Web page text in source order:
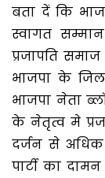
बता दें कि
स्वागत
प्रजापति
भाजपा के
भाजपा नेता
के नेतृत्व मे
दर्जन से
पार्टी का